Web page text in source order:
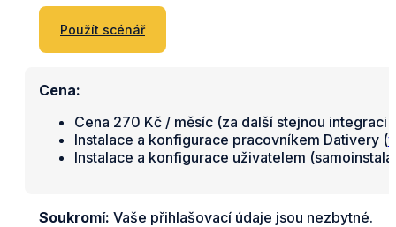
Použít scénář
Cena:
Cena 270 Kč / měsíc (za další stejnou integraci
Instalace a konfigurace pracovníkem Dativery (
Instalace a konfigurace uživatelem
Soukromí: Vaše přihlašovací údaje jsou nezbytné.